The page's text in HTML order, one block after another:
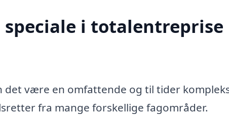
i totalentreprise
være en omfattende og til tider
fra mange forskellige fagområder.